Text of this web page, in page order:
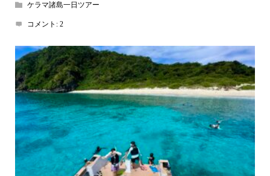
ケラマ諸島一日ツアー
コメント: 2